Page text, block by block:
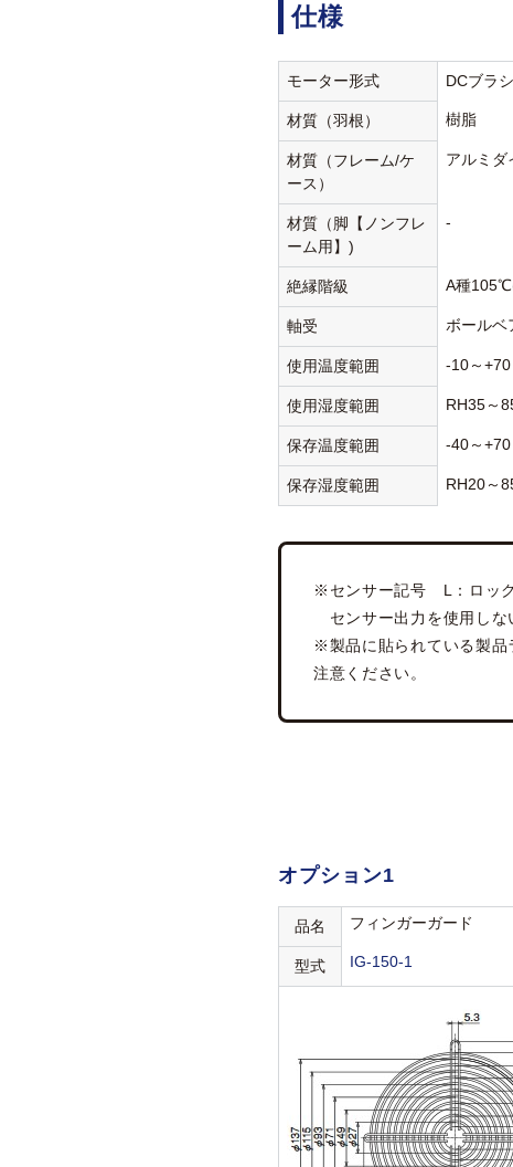
仕様
モーター形式 DCブラ
材質（羽根） 樹脂
材質（フレーム/ケ
ース）
アルミダ
材質（脚【ノンフレ
ーム用】)
-
絶縁階級 A種
軸受 ボールベ
使用温度範囲 -10～+70
使用湿度範囲 RH35～
保存温度範囲 -40～+70
保存湿度範囲 RH20～
※センサー記号 L：ロッ
センサー出力を使用しな
※製品に貼られている製品
注意ください。
オプション1
品名 フィンガーガード
型式 IG-150-1